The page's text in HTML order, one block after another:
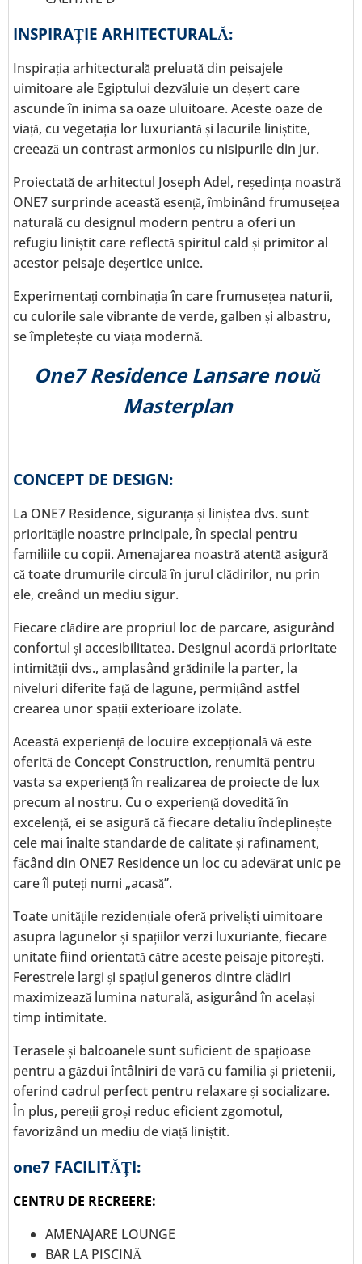
INSPIRAȚIE ARHITECTURALĂ:
Inspirația arhitecturală preluată din peisajele
uimitoare ale Egiptului dezvăluie un deșert care
ascunde în inima sa oaze uluitoare. Aceste oaze de
viață, cu vegetația lor luxuriantă și lacurile liniștite,
creează un contrast armonios cu nisipurile din jur.
Proiectată de arhitectul Joseph Adel, reședința noastră
ONE7 surprinde această esență, îmbinând frumusețea
naturală cu designul modern pentru a oferi un
refugiu liniștit care reflectă spiritul cald și primitor al
acestor peisaje deșertice unice.
Experimentați combinația în care frumusețea naturii,
cu culorile sale vibrante de verde, galben și albastru,
se împletește cu viața modernă.
One7 Residence Lansare nouă
Masterplan
CONCEPT DE DESIGN:
La ONE7 Residence, siguranța și liniștea dvs. sunt
prioritățile noastre principale, în special pentru
familiile cu copii. Amenajarea noastră atentă asigură
că toate drumurile circulă în jurul clădirilor, nu prin
ele, creând un mediu sigur.
Fiecare clădire are propriul loc de parcare, asigurând
confortul și accesibilitatea. Designul acordă prioritate
intimității dvs., amplasând grădinile la parter, la
niveluri diferite față de lagune, permițând astfel
crearea unor spații exterioare izolate.
Această experiență de locuire excepțională vă este
oferită de Concept Construction, renumită pentru
vasta sa experiență în realizarea de proiecte de lux
precum al nostru. Cu o experiență dovedită în
excelență, ei se asigură că fiecare detaliu îndeplinește
cele mai înalte standarde de calitate și rafinament,
făcând din ONE7 Residence un loc cu adevărat unic pe
care îl puteți numi „acasă”.
Toate unitățile rezidențiale oferă priveliști uimitoare
asupra lagunelor și spațiilor verzi luxuriante, fiecare
unitate fiind orientată către aceste peisaje pitorești.
Ferestrele largi și spațiul generos dintre clădiri
maximizează lumina naturală, asigurând în același
timp intimitate.
Terasele și balcoanele sunt suficient de spațioase
pentru a găzdui întâlniri de vară cu familia și prietenii,
oferind cadrul perfect pentru relaxare și socializare.
În plus, pereții groși reduc eficient zgomotul,
favorizând un mediu de viață liniștit.
one7 FACILITĂȚI:
CENTRU DE RECREERE:
AMENAJARE LOUNGE
BAR LA PISCINĂ